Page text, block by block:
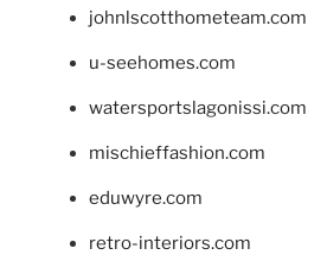
johnlscotthometeam.com
u-seehomes.com
watersportslagonissi.com
mischieffashion.com
eduwyre.com
retro-interiors.com